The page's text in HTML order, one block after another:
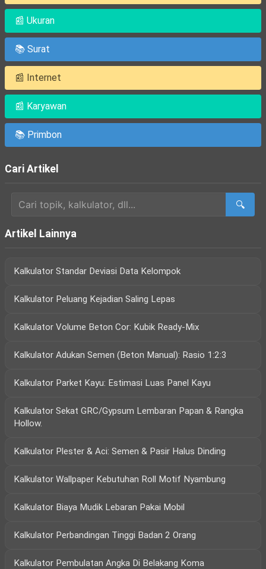
📰 Ukuran
📚 Surat
📰 Internet
📰 Karyawan
📚 Primbon
Cari Artikel
🔍
Artikel Lainnya
Kalkulator Standar Deviasi Data Kelompok
Kalkulator Peluang Kejadian Saling Lepas
Kalkulator Volume Beton Cor: Kubik Ready-Mix
Kalkulator Adukan Semen (Beton Manual): Rasio 1:2:3
Kalkulator Parket Kayu: Estimasi Luas Panel Kayu
Kalkulator Sekat GRC/Gypsum Lembaran Papan & Rangka
Hollow.
Kalkulator Plester & Aci: Semen & Pasir Halus Dinding
Kalkulator Wallpaper Kebutuhan Roll Motif Nyambung
Kalkulator Biaya Mudik Lebaran Pakai Mobil
Kalkulator Perbandingan Tinggi Badan 2 Orang
Kalkulator Pembulatan Angka Di Belakang Koma